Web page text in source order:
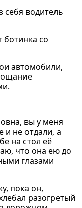
себя водитель
ботинка со
автомобили,
вы у меня
не отдали, а
на стол её
что она ею до
глазами
пока он,
разогретый